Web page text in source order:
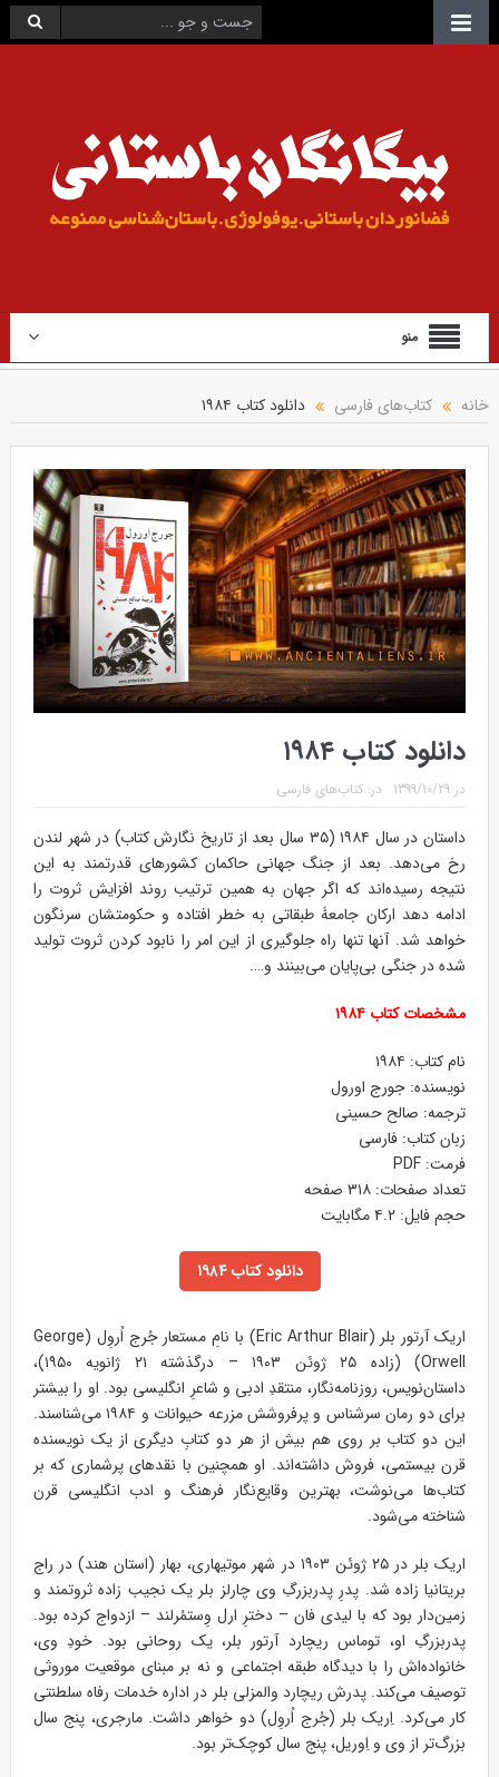
منو
خانه کتاب‌های فارسی دانلود کتاب ۱۹۸۴
دانلود کتاب ۱۹۸۴
در 1399/10/29 در: کتاب‌های فارسی
داستان در سال ۱۹۸۴ (۳۵ سال بعد از تاریخ نگارش کتاب) در شهر لندن
رخ می‌دهد. بعد از جنگ جهانی حاکمان کشورهای قدرتمند به این
نتیجه رسیده‌اند که اگر جهان به همین ترتیب روند افزایش ثروت را
ادامه دهد ارکان جامعۀ طبقاتی به خطر افتاده و حکومتشان سرنگون
خواهد شد. آنها تنها راه جلوگیری از این امر را نابود کردن ثروت تولید
شده در جنگی بی‌پایان می‌بینند و….
مشخصات کتاب ۱۹۸۴
نام کتاب: ۱۹۸۴
نویسنده: جورج اورول
ترجمه: صالح حسینی
زبان کتاب: فارسی
فرمت: PDF
تعداد صفحات: ۳۱۸ صفحه
حجم فایل: ۴.۲ مگابایت
دانلود کتاب ۱۹۸۴
اریک آرتور بلر (Eric Arthur Blair) با نامِ مستعار جُرج اُروِل (George
Orwell) (زاده ۲۵ ژوئن ۱۹۰۳ – درگذشته ۲۱ ژانویه ۱۹۵۰)،
داستان‌نویس، روزنامه‌نگار، منتقدِ ادبی و شاعرِ انگلیسی بود. او را بیشتر
برای دو رمان سرشناس و پرفروشش مزرعه حیوانات و ۱۹۸۴ می‌شناسند.
این دو کتاب بر روی هم بیش از هر دو کتابِ دیگری از یک نویسنده
قرن بیستمی، فروش داشته‌اند. او همچنین با نقدهای پرشماری که بر
کتاب‌ها می‌نوشت، بهترین وقایع‌نگار فرهنگ و ادب انگلیسی قرن
شناخته می‌شود.
اریک بلر در ۲۵ ژوئن ۱۹۰۳ در شهر موتیهاری، بهار (استان هند) در راج
بریتانیا زاده شد. پدرِ پدربزرگِ وی چارلز بلر یک نجیب زاده ثروتمند و
زمین‌دار بود که با لیدی فان – دخترِ ارل وِستمُرلند – ازدواج کرده بود.
پدربزرگِ او، توماس ریچارد آرتور بلر، یک روحانی بود. خودِ وی،
خانواده‌اش را با دیدگاه طبقه اجتماعی و نه بر مبنای موقعیت موروثی
توصیف می‌کند. پدرش ریچارد والمزلی بلر در اداره خدمات رفاه سلطنتی
کار می‌کرد. اِریک بلر (جُرج اُروِل) دو خواهر داشت. مارجری، پنج سال
بزرگ‌تر از وی و اِوریل، پنج سال کوچک‌تر بود.